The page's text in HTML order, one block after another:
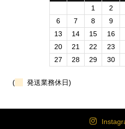
1
2
6
7 8 9
13
14 15 16
20
21 22 23
27
28 29 30
( 発送業務休日)